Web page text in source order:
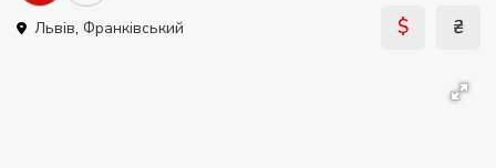
Львів, Франківський $ ₴